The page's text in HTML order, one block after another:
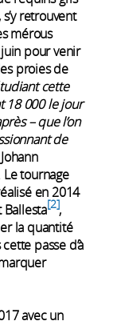
retrouvent
mérous
pour venir
proies de
cette
18 000 le jour
– que l’on
de
Le tournage
en 2014
2 ,
la quantité
passe d’à
avec un